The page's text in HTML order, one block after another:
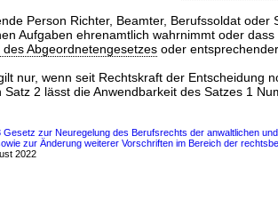
Person Richter, Beamter, Berufssoldat oder
Aufgaben ehrenamtlich wahrnimmt oder
des Abgeordnetengesetzesoder
nur, wenn seit Rechtskraft der Entscheidung
Satz 2 lässt die Anwendbarkeit des Satzes 1
Gesetz zur Neuregelung des Berufsrechts der anwaltlichen
zur Änderung weiterer Vorschriften im Bereich der
2022